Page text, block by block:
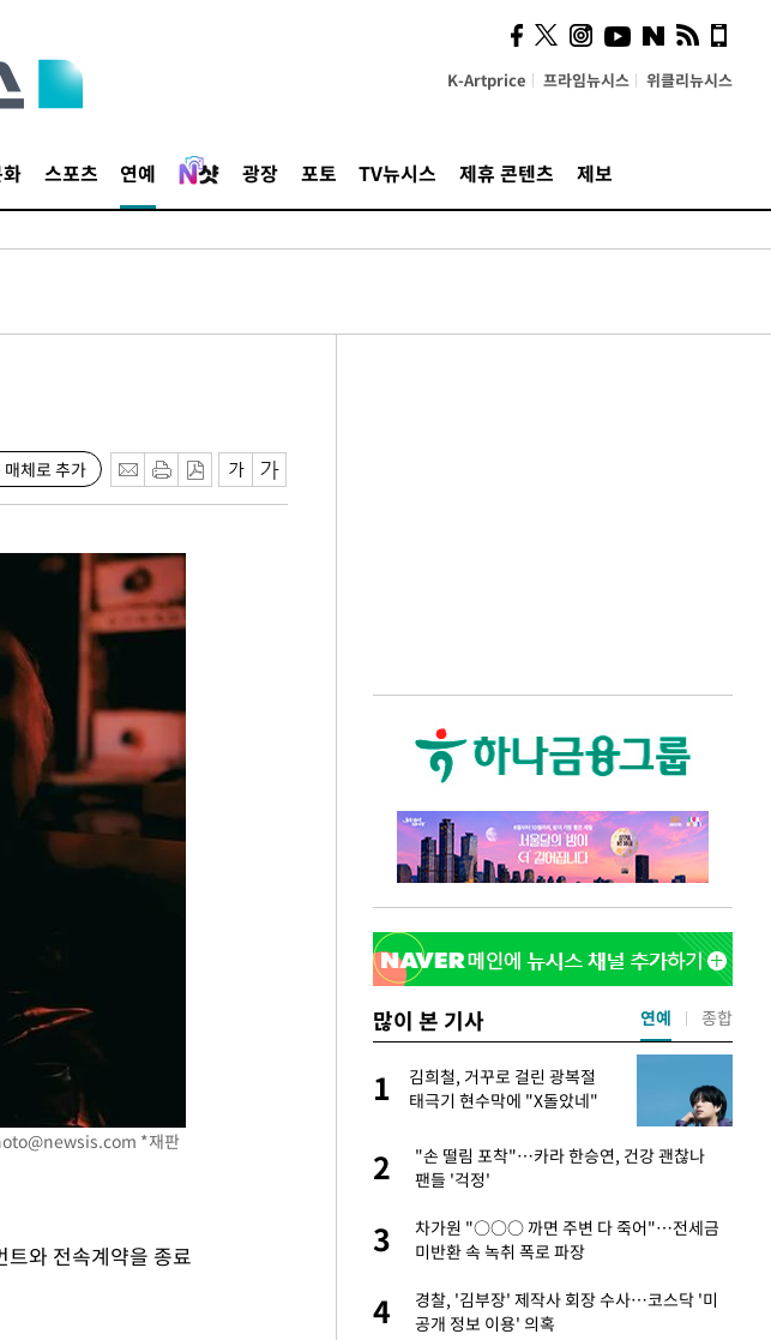
K-Artprice 프라임뉴시스 위클리뉴시스
스포츠 연예 광장 포토 TV뉴시스 제휴 콘텐츠 제보
체로 추가
*재판
와 전속계약을 종료
많이 본 기사
김희철, 거꾸로 걸린 광복절
태극기 현수막에 "X돌았네"
"손 떨림 포착"…카라 한승연, 건강 괜찮나
3
미반환 속 녹취 폭로 파장
1
김희철, 거꾸로 걸린 광복절
태극기 현수막에 "X돌았네"
2
"손 떨림 포착"…카라 한승연, 건강 괜찮나
팬들 '걱정'
3
차가원 "○○○ 까면 주변 다 죽어"…전세금
미반환 속 녹취 폭로 파장
4
경찰, '김부장' 제작사 회장 수사…코스닥 '미
공개 정보 이용' 의혹
연예 종합